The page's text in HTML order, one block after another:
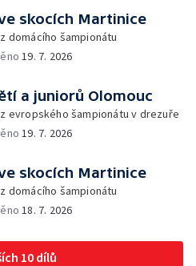
ve skocích Martinice
domácího šampionátu
19. 7. 2026
a juniorů Olomouc
evropského šampionátu v drezuře
19. 7. 2026
ve skocích Martinice
domácího šampionátu
18. 7. 2026
10 dílů